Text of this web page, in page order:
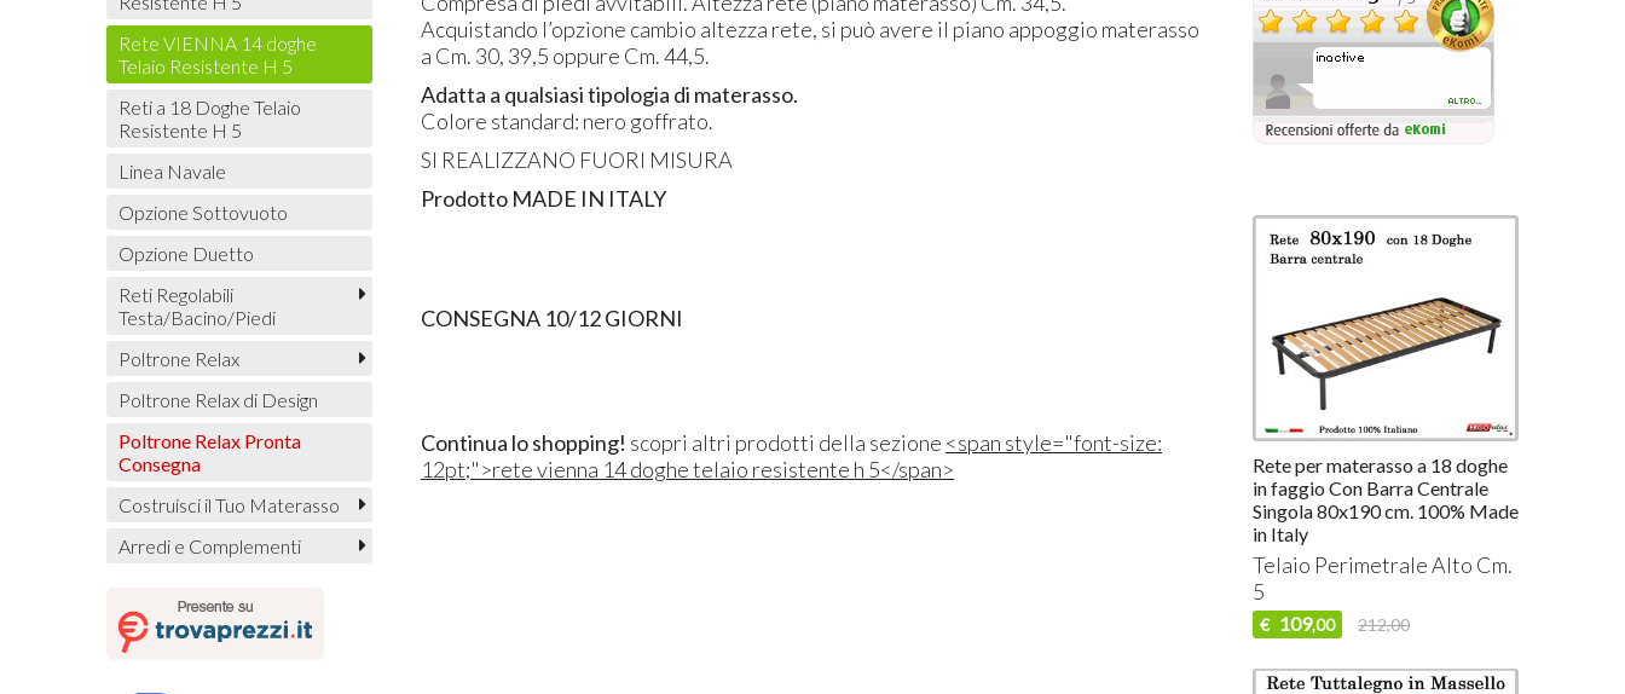
Acquistando l’opzione cambio altezza rete, si può avere il piano appoggio materasso
a Cm. 30, 39,5 oppure Cm. 44,5.
Adatta a qualsiasi tipologia di materasso.
Colore standard: nero goffrato.
SI REALIZZANO FUORI MISURA
Prodotto MADE IN ITALY
CONSEGNA 10/12 GIORNI
Continua lo shopping! scopri altri prodotti della sezione <span style="font-size:
12pt;">rete vienna 14 doghe telaio resistente h 5</span>
Rete VIENNA 14 doghe
Telaio Resistente H 5
Reti a 18 Doghe Telaio
Resistente H 5
Linea Navale
Opzione Sottovuoto
Opzione Duetto
Reti Regolabili
Testa/Bacino/Piedi
Poltrone Relax
Poltrone Relax di Design
Poltrone Relax Pronta
Consegna
Costruisci il Tuo Materasso
Arredi e Complementi
Rete per materasso a 18 doghe
in faggio Con Barra Centrale
Singola 80x190 cm. 100% Made
in Italy
Telaio Perimetrale Alto Cm.
5
€ 109,00 212,00